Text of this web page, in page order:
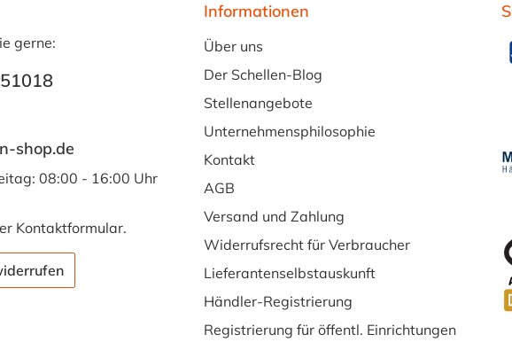
gerne:
shop.de
08:00 - 16:00 Uhr
Kontaktformular.
Informationen
Über uns
Der Schellen-Blog
Stellenangebote
Unternehmensphilosophie
Kontakt
AGB
Versand und Zahlung
Widerrufsrecht für Verbraucher
Lieferantenselbstauskunft
Händler-Registrierung
Registrierung für öffentl. Einrichtungen